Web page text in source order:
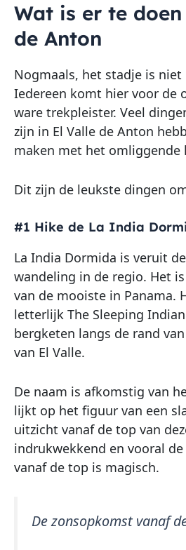
Wat is er te
de Anton
Nogmaals, het stadje is niet
Iedereen komt hier voor de
ware trekpleister. Veel
zijn in El Valle de Anton
maken met het omliggende
Dit zijn de leukste dingen
#1 Hike de La India
La India Dormida is veruit
wandeling in de regio. Het
van de mooiste in Panama.
letterlijk The Sleeping
bergketen langs de rand
van El Valle.
De naam is afkomstig van
lijkt op het figuur van een
uitzicht vanaf de top van
indrukwekkend en vooral
vanaf de top is magisch.
De zonsopkomst vanaf